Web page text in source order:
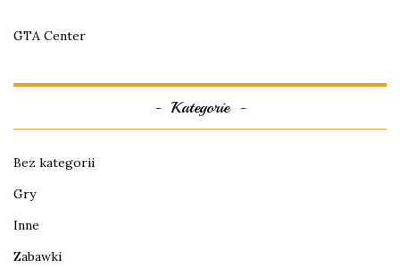
GTA Center
Kategorie
Bez kategorii
Gry
Inne
Zabawki